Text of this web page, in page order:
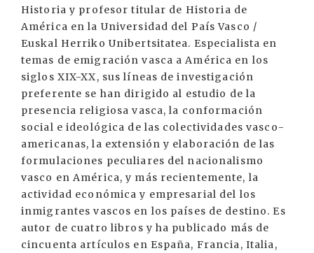
Historia y profesor titular de Historia de
América en la Universidad del País Vasco /
Euskal Herriko Unibertsitatea. Especialista en
temas de emigración vasca a América en los
siglos XIX-XX, sus líneas de investigación
preferente se han dirigido al estudio de la
presencia religiosa vasca, la conformación
social e ideológica de las colectividades vasco-
americanas, la extensión y elaboración de las
formulaciones peculiares del nacionalismo
vasco en América, y más recientemente, la
actividad económica y empresarial del los
inmigrantes vascos en los países de destino. Es
autor de cuatro libros y ha publicado más de
cincuenta artículos en España, Francia, Italia,